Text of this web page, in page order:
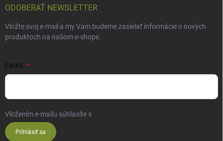
ODOBERAŤ NEWSLETTER
Vložte svoj e-mail a my Vám budeme zasielať informácie o nových
produktoch na našom e-shope.
EMAIL
Vložením e-mailu súhlasíte s
Prihlásiť sa